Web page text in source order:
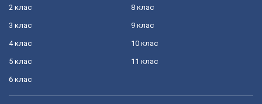
2 клас
3 клас
4 клас
5 клас
6 клас
8 клас
9 клас
10 клас
11 клас